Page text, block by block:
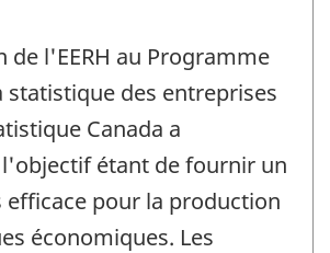
de l'EERH au Programme
statistique des entreprises
Canada a
étant de fournir un
efficace pour la production
économiques. Les